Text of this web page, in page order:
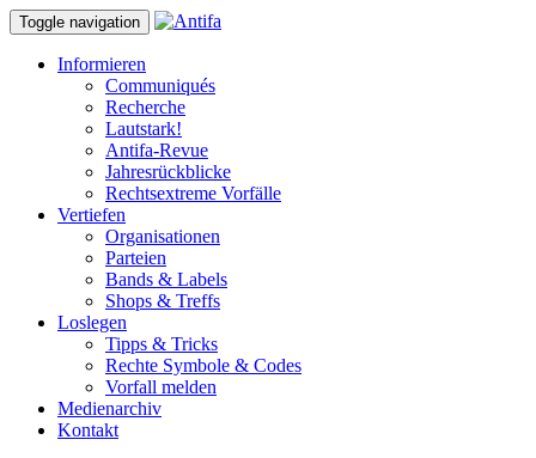
Toggle navigation
Informieren
Communiqués
Recherche
Lautstark!
Antifa-Revue
Jahresrückblicke
Rechtsextreme Vorfälle
Vertiefen
Organisationen
Parteien
Bands & Labels
Shops & Treffs
Loslegen
Tipps & Tricks
Rechte Symbole & Codes
Vorfall melden
Medienarchiv
Kontakt